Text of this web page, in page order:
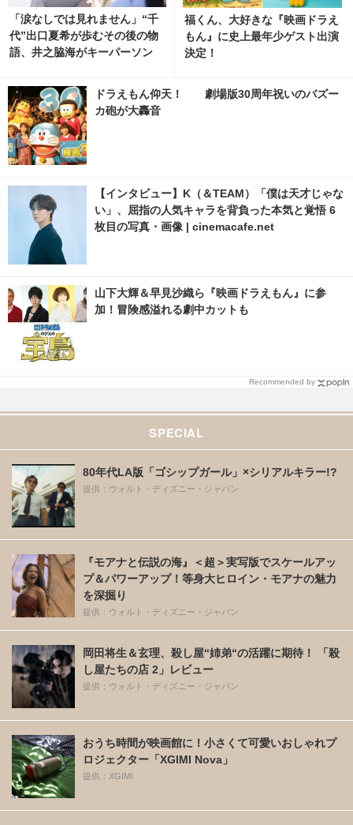
「涙なしでは見れません」“千
代”出口夏希が歩むその後の物
語、井之脇海がキーパーソン
出会いたい。』 5枚目の写真・
画像 | cinemacafe.net
福くん、大好きな『映画ドラえ
もん』に史上最年少ゲスト出演
決定！
ドラえもん仰天！ 劇場版30周年祝いのバズー
カ砲が大轟音
【インタビュー】K（＆TEAM）「僕は天才じゃな
い」、屈指の人気キャラを背負った本気と覚悟 6
枚目の写真・画像 | cinemacafe.net
山下大輝＆早見沙織ら『映画ドラえもん』に参
加！冒険感溢れる劇中カットも
Recommended by
SPECIAL
80年代LA版「ゴシップガール」×シリアルキラー!?
提供：ウォルト・ディズニー・ジャパン
『モアナと伝説の海』＜超＞実写版でスケールアッ
プ＆パワーアップ！等身大ヒロイン・モアナの魅力
を深掘り
提供：ウォルト・ディズニー・ジャパン
岡田将生＆玄理、殺し屋“姉弟“の活躍に期待！ 「殺
し屋たちの店 2」レビュー
提供：ウォルト・ディズニー・ジャパン
おうち時間が映画館に！小さくて可愛いおしゃれプ
ロジェクター「XGIMI Nova」
提供：XGIMI